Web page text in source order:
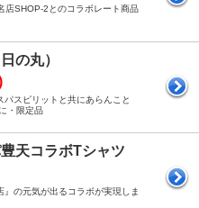
店SHOP-2とのコラボレート商品
の丸）
スピリットと共にあらんこと
・限定品
天コラボTシャツ
』の元気が出るコラボが実現しま